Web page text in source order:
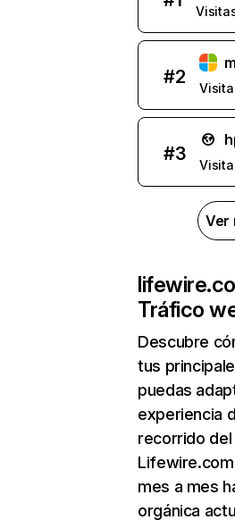
#2
#3
Ver
Tráfico
Descubre
tus
puedas
experiencia
recorrido
mes a mes
orgánica